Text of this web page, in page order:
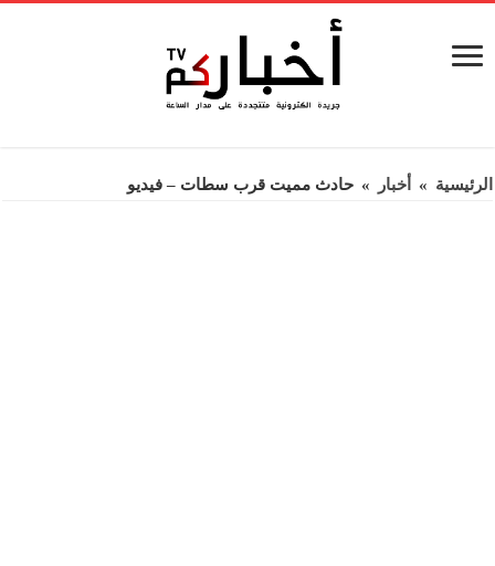
الرئيسية » أخبار » حادث مميت قرب سطات – فيديو